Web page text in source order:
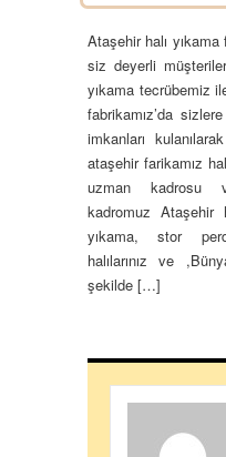
Ataşehir halı
siz deyerli
yıkama tecrübemiz
fabrikamız’da
imkanları
ataşehir farikamız
uzman kadrosu
kadromuz Ataşehir
yıkama, stor
halılarınız ve
şekilde […]